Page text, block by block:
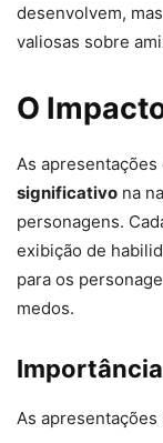
desenvolvem,
valiosas sobre
O
As apresentações
significativo na
personagens.
exibição de
para os
medos.
As